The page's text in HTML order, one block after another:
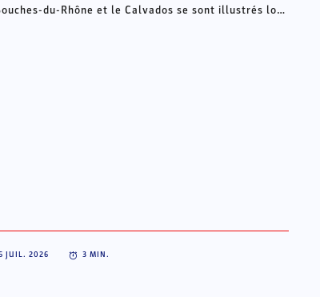
du-Rhône et le Calvados se sont illustrés lors
JUIL. 2026 3 MIN.